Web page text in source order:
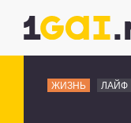
ЖИЗНЬ ЛАЙФ